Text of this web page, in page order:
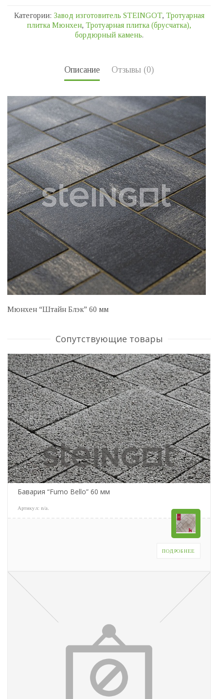
Категории: Завод изготовитель STEINGOT, Тротуарная
плитка Мюнхен, Тротуарная плитка (брусчатка),
бордюрный камень.
Описание Отзывы (0)
Мюнхен “Штайн Блэк” 60 мм
Сопутствующие товары
Бавария “Fumo Bello” 60 мм
Артикул: n/a
ПОДРОБНЕЕ